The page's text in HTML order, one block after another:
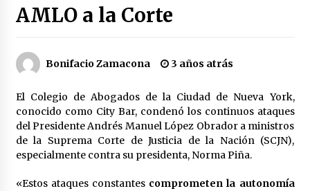
SMN alerta por lluvias intensas, granizo y calor
extremo en gran parte de México
3 semanas atrás
Detienen a funcionario por presunto homicidio
del periodista Josué Martínez
3 semanas atrás
AMLO a la Corte
Bonifacio Zamacona 3 años atrás
El Colegio de Abogados de la Ciudad de Nueva York,
conocido como City Bar, condenó los continuos ataques
del Presidente Andrés Manuel López Obrador a ministros
de la Suprema Corte de Justicia de la Nación (SCJN),
especialmente contra su presidenta, Norma Piña.
«Estos ataques constantescomprometen la autonomía